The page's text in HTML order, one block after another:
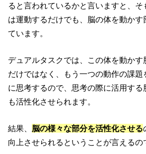
ると言われているかと言いますと、そ
は運動するだけでも、脳の体を動か
ています。
デュアルタスクでは、この体を動かす
だけではなく、もう一つの動作の課題
に思考するので、思考の際に活用する
も活性化させられます。
結果、 脳の様々な部分を活性化させる
向上させられるということが言えるの